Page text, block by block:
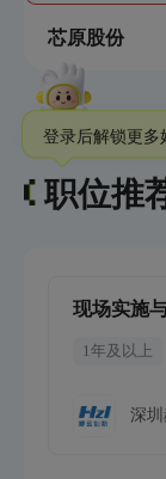
芯原股份
职位推
登录后解锁更多
1年及以上
深